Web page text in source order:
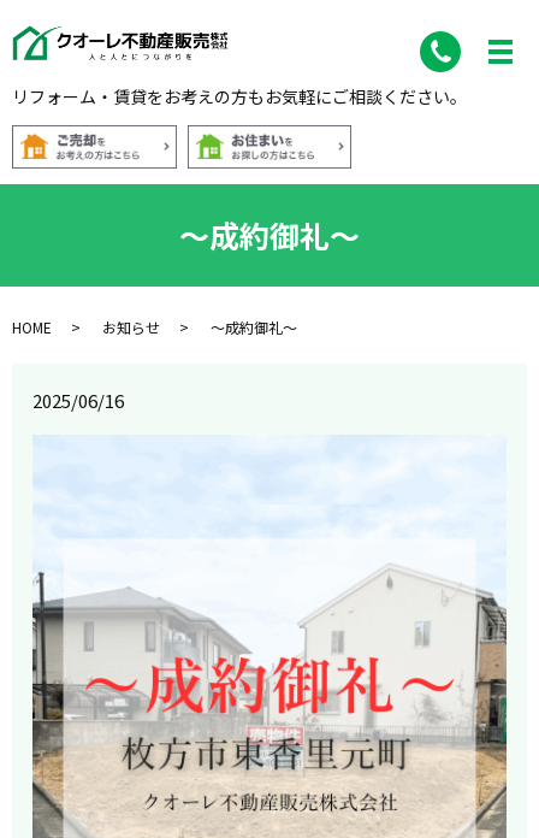
リフォーム・賃貸をお考えの方もお気軽にご相談ください。
～成約御礼～
HOME お知らせ ～成約御礼～
2025/06/16